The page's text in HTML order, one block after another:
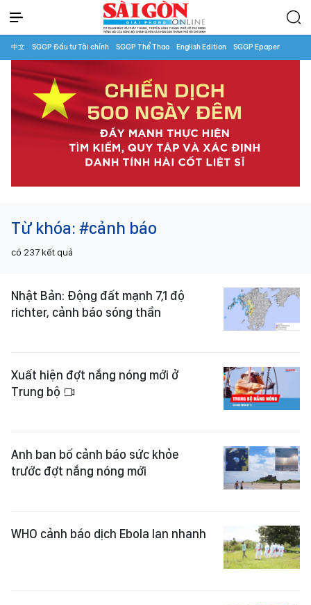
中文 SGGP Đầu tư Tài chính SGGP Thể Thao English Edition SGGP Epaper
Từ khóa: #cảnh báo
có 237 kết quả
Nhật Bản: Động đất mạnh 7,1 độ
richter, cảnh báo sóng thần
Xuất hiện đợt nắng nóng mới ở
Trung bộ
Anh ban bố cảnh báo sức khỏe
trước đợt nắng nóng mới
WHO cảnh báo dịch Ebola lan nhanh